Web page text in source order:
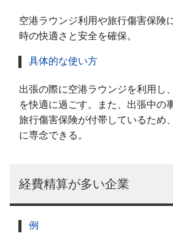
空港ラウンジ利用や旅行傷害保険
時の快適さと安全を確保。
具体的な使い方
出張の際に空港ラウンジを利用し
を快適に過ごす。また、出張中の
旅行傷害保険が付帯しているため
に専念できる。
経費精算が多い企業
例